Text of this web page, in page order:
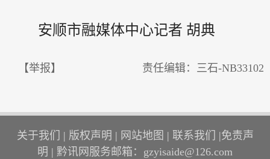
安顺市融媒体中心记者 胡典
【举报】 责任编辑：三石-NB33102
关于我们 | 版权声明 | 网站地图 | 联系我们 |免责声
明 | 黔讯网服务邮箱：gzyisaide@126.com